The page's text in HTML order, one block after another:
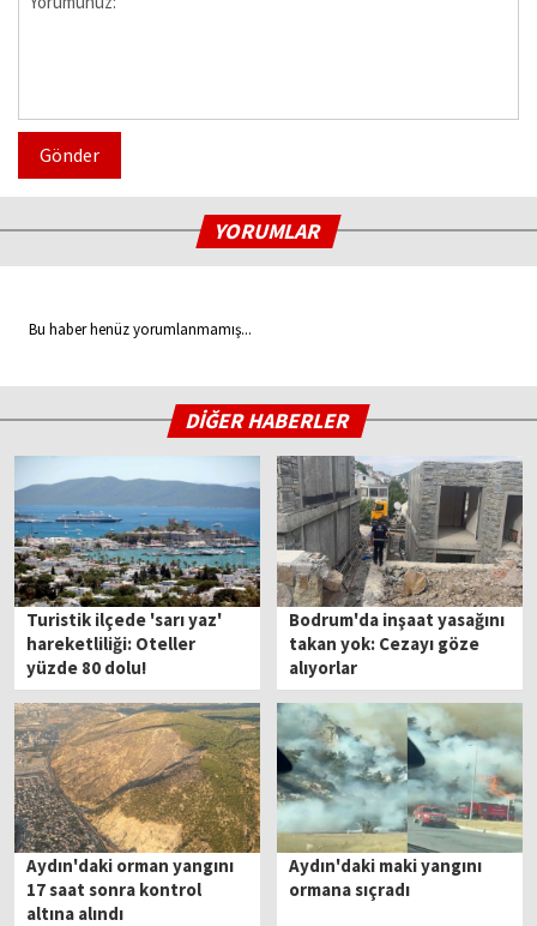
Gönder
YORUMLAR
Bu haber henüz yorumlanmamış...
DİĞER HABERLER
Turistik ilçede 'sarı yaz'
hareketliliği: Oteller
yüzde 80 dolu!
Bodrum'da inşaat yasağını
takan yok: Cezayı göze
alıyorlar
Aydın'daki orman yangını
17 saat sonra kontrol
altına alındı
Aydın'daki maki yangını
ormana sıçradı